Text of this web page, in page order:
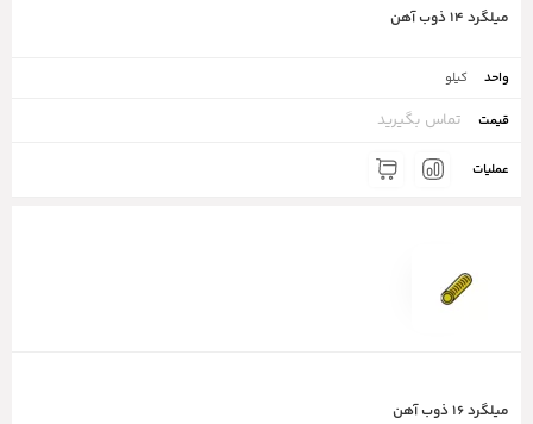
میلگرد ۱۴ ذوب آهن
کیلو
تماس بگیرید
میلگرد ۱۶ ذوب آهن